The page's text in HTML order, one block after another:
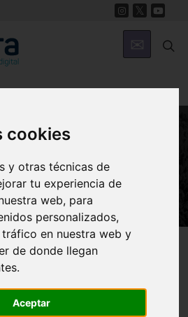
cookies
y otras técnicas de
tu experiencia de
web, para
personalizados,
en nuestra web y
de donde llegan
Aceptar
de Ribera
Naturaleza
Ecosistemas